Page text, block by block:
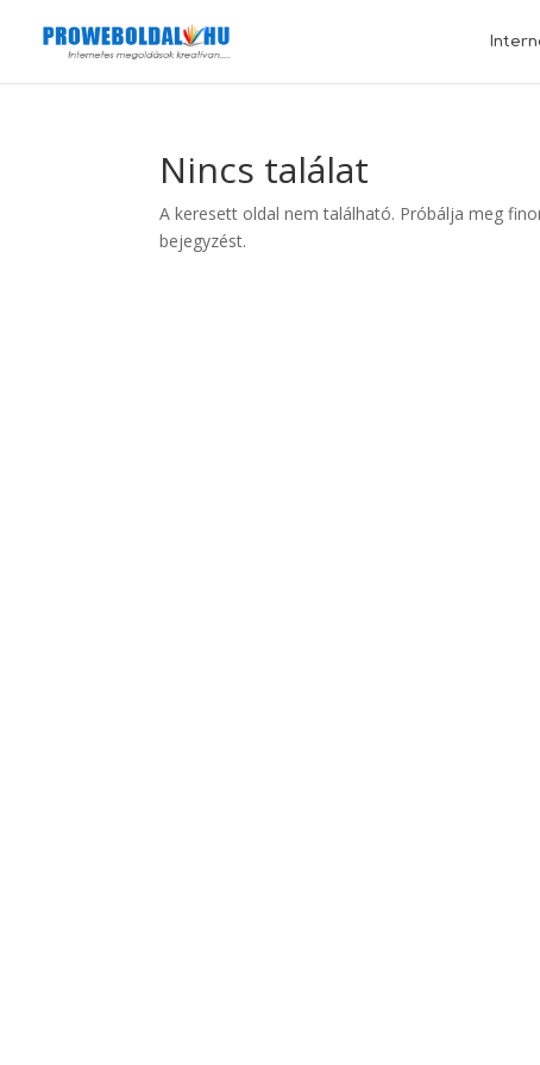
Nincs találat
A keresett oldal nem található. Próbálja meg
bejegyzést.